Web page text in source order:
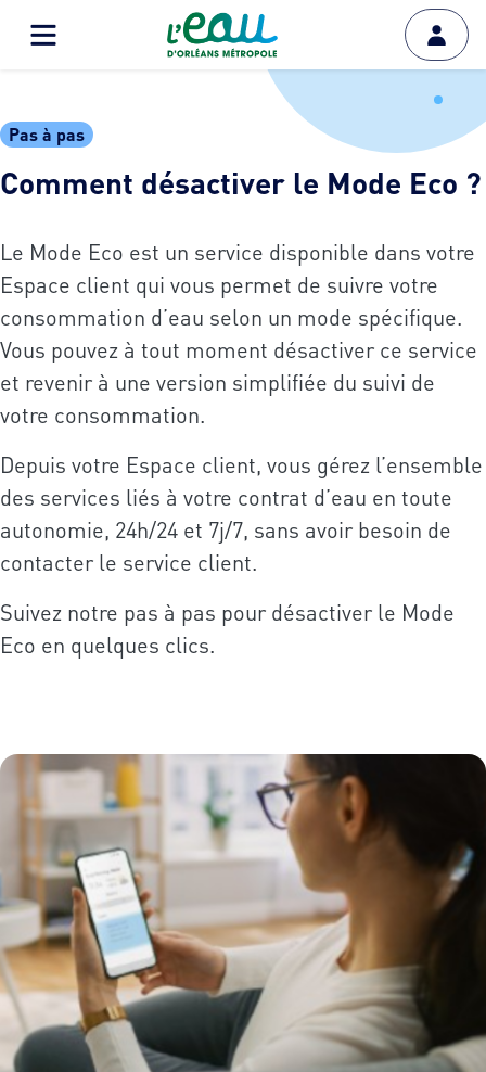
Pas à pas
Comment désactiver le Mode Eco ?
Le Mode Eco est un service disponible dans votre
Espace client qui vous permet de suivre votre
consommation d’eau selon un mode spécifique.
Vous pouvez à tout moment désactiver ce service
et revenir à une version simplifiée du suivi de
votre consommation.
Depuis votre Espace client, vous gérez l’ensemble
des services liés à votre contrat d’eau en toute
autonomie, 24h/24 et 7j/7, sans avoir besoin de
contacter le service client.
Suivez notre pas à pas pour désactiver le Mode
Eco en quelques clics.